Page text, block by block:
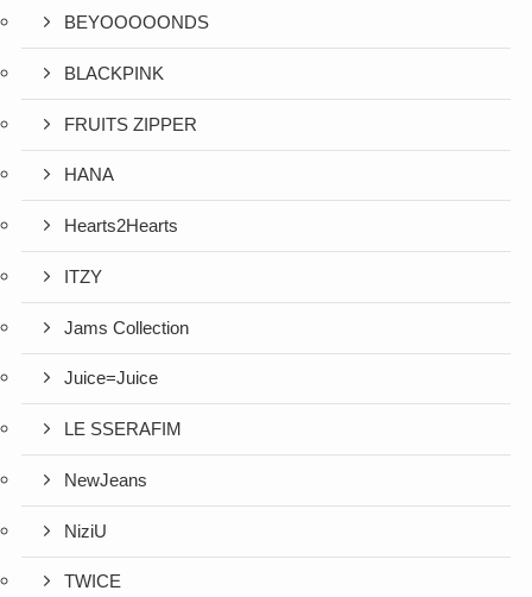
BEYOOOOONDS
BLACKPINK
FRUITS ZIPPER
HANA
Hearts2Hearts
ITZY
Jams Collection
Juice=Juice
LE SSERAFIM
NewJeans
NiziU
TWICE